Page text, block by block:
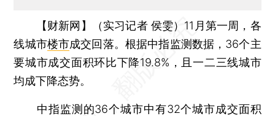
【财新网】（实习记者 侯雯） 11月第一周，各
线城市楼市成交回落。根据中指监测数据，36个主
要城市成交面积环比下降19.8%，且一二三线城市
均成下降态势。
中指监测的36个城市中有32个城市成交面积